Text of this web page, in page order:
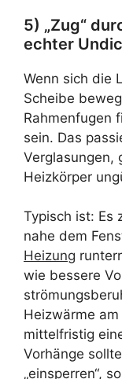
5) „Zug“
echter
Wenn sich die
Scheibe
Rahmenfugen
sein. Das
Verglasungen,
Heizkörper
Typisch ist: Es
nahe dem
Heizung
wie bessere
Heizwärme
mittelfristig
Vorhänge
„einsperren“,